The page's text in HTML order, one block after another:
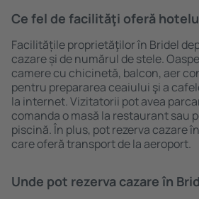
Ce fel de facilităţi oferă
Facilitățile proprietăţilor în Bridel
cazare și de numărul de stele.
camere cu chicinetă, balcon, aer
pentru prepararea ceaiului şi a
la internet. Vizitatorii pot avea
comanda o masă la restaurant sau
piscină. În plus, pot rezerva cazare
care oferă transport de la aeroport.
Unde pot rezerva cazare în